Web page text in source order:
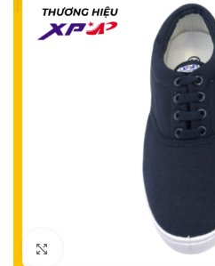
Nhấp để phóng to